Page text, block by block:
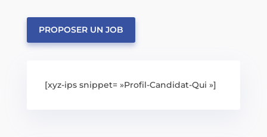
PROPOSER UN JOB
[xyz-ips snippet= »Profil-Candidat-Qui »]